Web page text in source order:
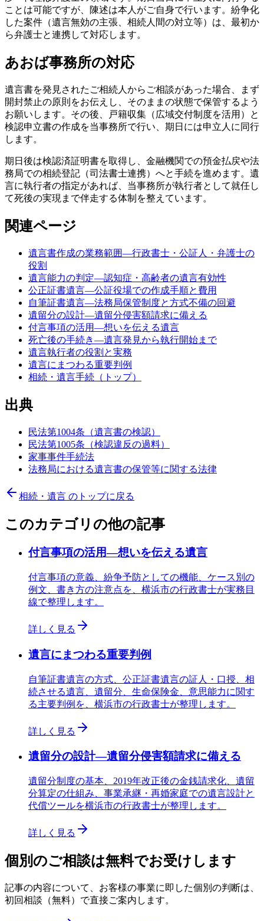
ことは可能ですが、陳述は本人がご自身で行います。紛争化
した案件（遺言無効の主張、相続人間の対立等）は、最初か
ら弁護士と連携して対応します。
あおば事務所の対応
遺言書を発見されたご相続人からご相談があった場合、まず
開封禁止の原則をお伝えし、そのままの状態で保管するよう
お願いします。その後、戸籍収集（広域交付制度を活用）と
検認申立書の作成を当事務所で行い、期日には申立人に同行
します。
期日後は検認済証明書を取得し、金融機関での預金払戻や法
務局での相続登記（司法書士連携）へと手続を進めます。遺
言に執行者の指定があれば、当事務所が執行者として就任し
て死後の実現まで伴走する体制を整えています。
関連ページ
遺言書作成の業務範囲—行政書士・公証人・弁護士の
役割
遺言能力の判定—認知症・高齢者の遺言有効性
公正証書遺言—公証役場での作成手順と費用
自筆証書遺言—法務局保管制度と方式不備の回避
遺留分の設計—遺留分侵害額請求に備える
付言事項の活用—想いを伝える遺言
死亡後の手続き—遺言発見から執行開始まで
遺言執行者の役割と実務
遺言にまつわる重要判例
相続・遺言手続（トップ）
出典
民法第1004条（遺言書の検認）
民法第1005条（検認違反の過料）
家事事件手続法
法務局における遺言書の保管等に関する法律
相続・遺言 のトップに戻る
このカテゴリの他の記事
付言事項の活用—想いを伝える遺言
付言事項の意義、紛争予防としての機能、ケース別の
例文、書き方の注意点を、横浜市の行政書士が実務目
線で整理します。
詳しく見る
遺言にまつわる重要判例
自筆証書遺言の方式、公正証書遺言の証人・口授、相
続させる遺言、遺留分、生命保険金、意思能力に関す
る主要判例を、横浜市の行政書士が整理します。
詳しく見る
遺留分の設計—遺留分侵害額請求に備える
遺留分制度の基本、2019年改正後の金銭請求化、遺留
分算定の仕組み、事業承継・再婚家庭での遺言設計と
代償ツールを横浜市の行政書士が整理します。
詳しく見る
個別のご相談は無料でお受けします
記事の内容について、お客様の事業に即した個別の判断は、
初回相談（無料）で直接ご案内します。